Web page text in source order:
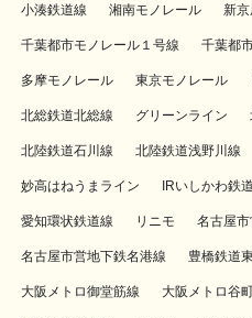
小湊鉄道線 湘南モノレール 新京
千葉都市モノレール１号線 千葉都
多摩モノレール 東京モノレール
北総鉄道北総線 グリーンライン
北陸鉄道石川線 北陸鉄道浅野川線
妙高はねうまライン IRいしかわ鉄
愛知環状鉄道線 リニモ 名古屋
名古屋市営地下鉄名港線 豊橋鉄道
大阪メトロ御堂筋線 大阪メトロ谷